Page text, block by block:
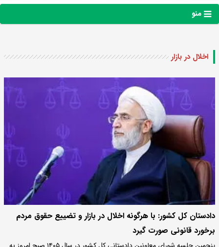
منو
اخلال در بازار
دادستان کل کشور: با هرگونه اخلال در بازار و تضییع حقوق مردم
برخورد قانونی صورت گیرد